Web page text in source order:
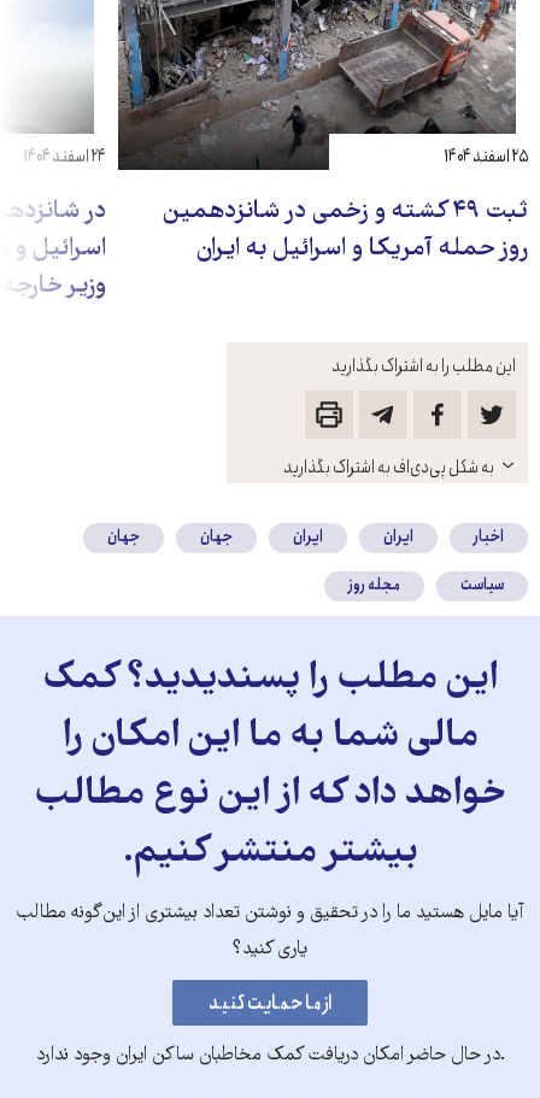
این مطلب را به اشتراک بگذارید
باز
کنید
به شکل پی‌دی‌اف به اشتراک بگذارید
ثبت ۴۹ کشته و زخمی در شانزدهمین
روز حمله آمریکا و اسرائیل به ایران
۲۵ اسفند ۱۴۰۴
در
اسرائیل و
وزیر
۲۴ اسفند ۱۴۰۴
اخبار ایران ایران جهان
جهان
سیاست
مجله روز
این مطلب را پسندیدید؟ کمک
مالی شما به ما این امکان را
خواهد داد که از این نوع مطالب
بیشتر منتشر کنیم.
آیا مایل هستید ما را در تحقیق و نوشتن تعداد بیشتری از این‌گونه مطالب
یاری کنید؟
.در حال حاضر امکان دریافت کمک مخاطبان ساکن ایران وجود ندارد